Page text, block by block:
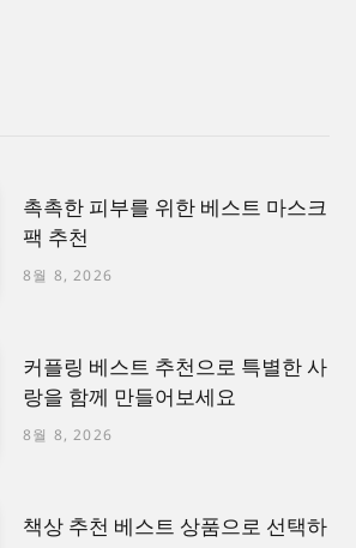
촉촉한 피부를 위한 베스트 마스크
팩 추천
8월 8, 2026
커플링 베스트 추천으로 특별한 사
랑을 함께 만들어보세요
8월 8, 2026
책상 추천 베스트 상품으로 선택하